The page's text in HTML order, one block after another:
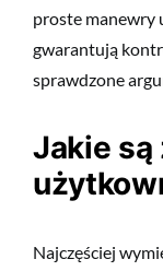
proste manewry
gwarantują
sprawdzone
Jakie są
Najczęściej